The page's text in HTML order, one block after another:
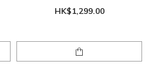
HK$1,299.00